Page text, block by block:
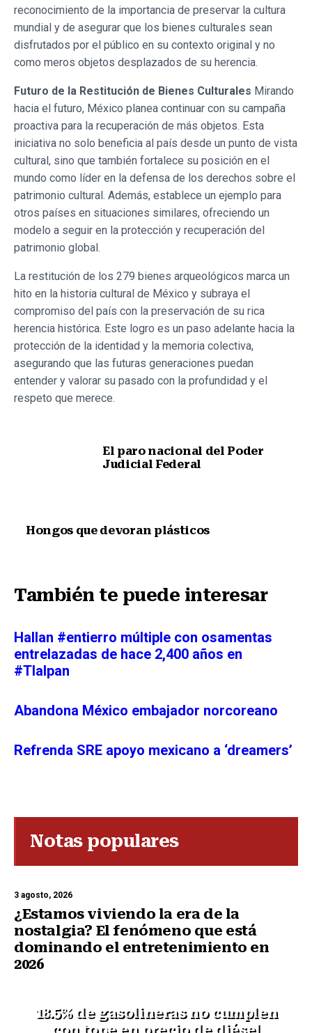
reconocimiento de la importancia de preservar la cultura
mundial y de asegurar que los bienes culturales sean
disfrutados por el público en su contexto original y no
como meros objetos desplazados de su herencia.
Futuro de la Restitución de Bienes Culturales Mirando
hacia el futuro, México planea continuar con su campaña
proactiva para la recuperación de más objetos. Esta
iniciativa no solo beneficia al país desde un punto de vista
cultural, sino que también fortalece su posición en el
mundo como líder en la defensa de los derechos sobre el
patrimonio cultural. Además, establece un ejemplo para
otros países en situaciones similares, ofreciendo un
modelo a seguir en la protección y recuperación del
patrimonio global.
La restitución de los 279 bienes arqueológicos marca un
hito en la historia cultural de México y subraya el
compromiso del país con la preservación de su rica
herencia histórica. Este logro es un paso adelante hacia la
protección de la identidad y la memoria colectiva,
asegurando que las futuras generaciones puedan
entender y valorar su pasado con la profundidad y el
respeto que merece.
El paro nacional del Poder
Judicial Federal
Hongos que devoran plásticos
También te puede interesar
Hallan #entierro múltiple con osamentas
entrelazadas de hace 2,400 años en
#Tlalpan
Abandona México embajador norcoreano
Refrenda SRE apoyo mexicano a ‘dreamers’
Notas populares
3 agosto, 2026
¿Estamos viviendo la era de la
nostalgia? El fenómeno que está
dominando el entretenimiento en
2026
18.5% de gasolineras no cumplen
con tope en precio de diésel